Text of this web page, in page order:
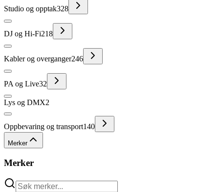
Studio og opptak328
DJ og Hi-Fi218
Kabler og overganger246
PA og Live32
Lys og DMX2
Oppbevaring og transport140
Merker
Merker